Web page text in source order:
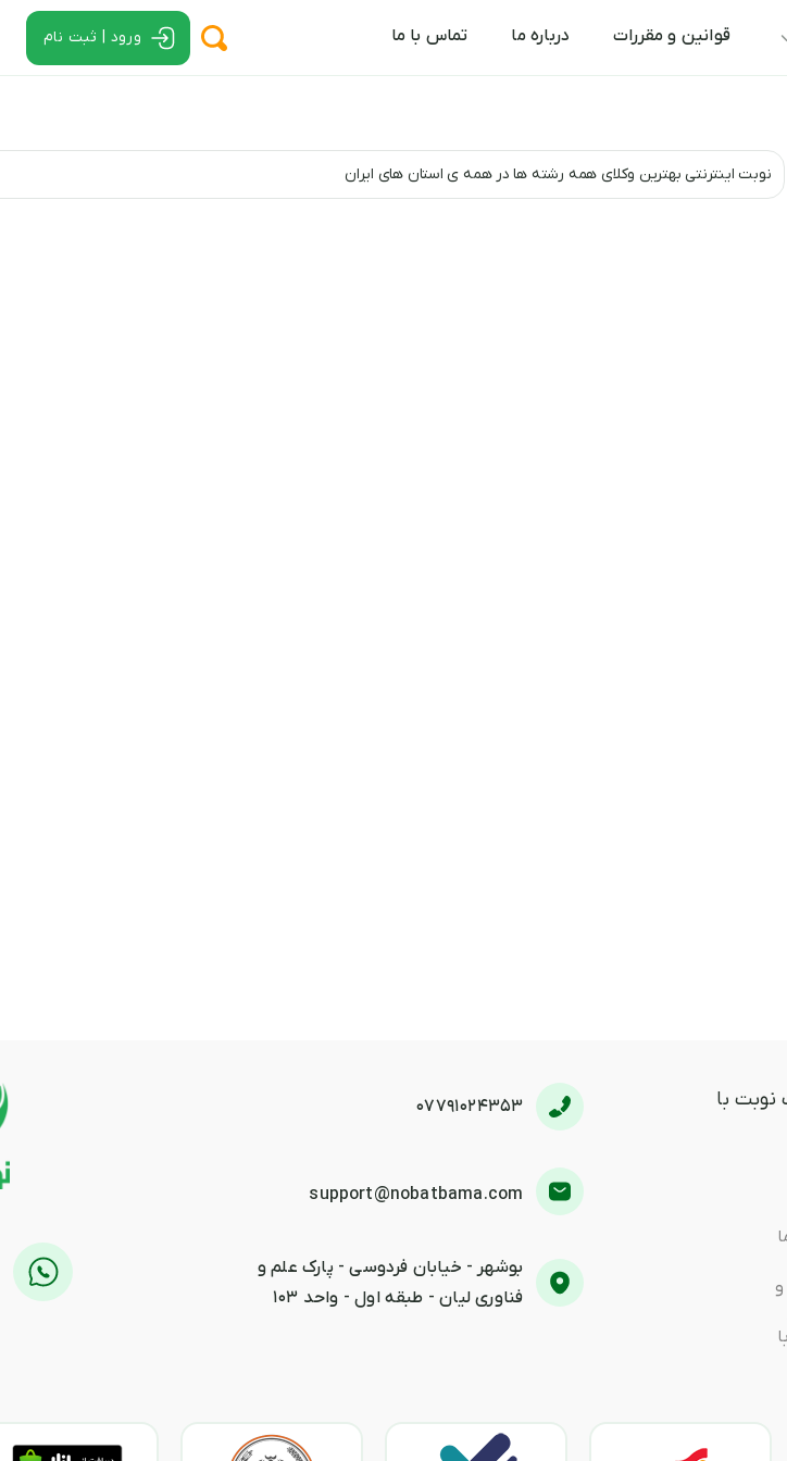
قوانین و مقررات درباره ما تماس با ما ورود | ثبت نام
نوبت اینترنتی بهترین وکلای همه رشته ها در همه ی استان های ایران
با
07791024353
support@nobatbama.com
بوشهر - خیابان فردوسی - پارک علم و
فناوری لیان - طبقه اول - واحد ۱۰۳